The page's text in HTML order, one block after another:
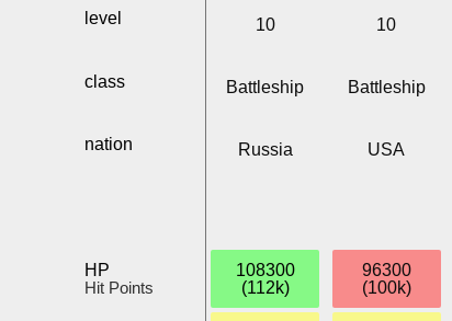
level
class
nation
HP
Hit Points
10
Battleship
Russia
108300
(112k)
10
Battleship
USA
96300
(100k)